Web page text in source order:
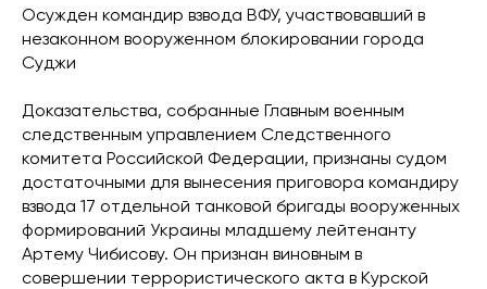
Осужден командир взвода ВФУ, участвовавший в
незаконном вооруженном блокировании города
Суджи
Доказательства, собранные Главным военным
следственным управлением Следственного
комитета Российской Федерации, признаны судом
достаточными для вынесения приговора командиру
взвода 17 отдельной танковой бригады вооруженных
формирований Украины младшему лейтенанту
Артему Чибисову. Он признан виновным в
совершении террористического акта в Курской